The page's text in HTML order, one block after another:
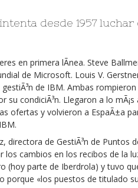
desde 1957
en primera lÃ­nea. Steve
de Microsoft. Louis V.
de IBM. Ambas
su condiciÃ³n. Llegaron a lo
ofertas y volvieron a EspaÃ±a
directora de GestiÃ³n de Puntos
cambios en los recibos de la
(hoy parte de Iberdrola) y tuvo
porque «los puestos de titulado